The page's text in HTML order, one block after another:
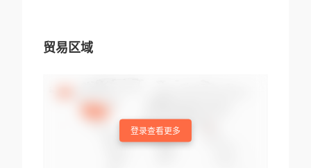
贸易区域
登录查看更多